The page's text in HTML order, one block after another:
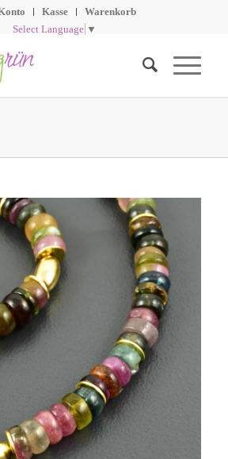
Kasse
Warenkorb
Select Language ▼